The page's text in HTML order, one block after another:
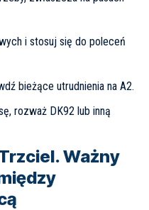
i stosuj się do poleceń
bieżące utrudnienia na A2.
rozważ DK92 lub inną
Ważny